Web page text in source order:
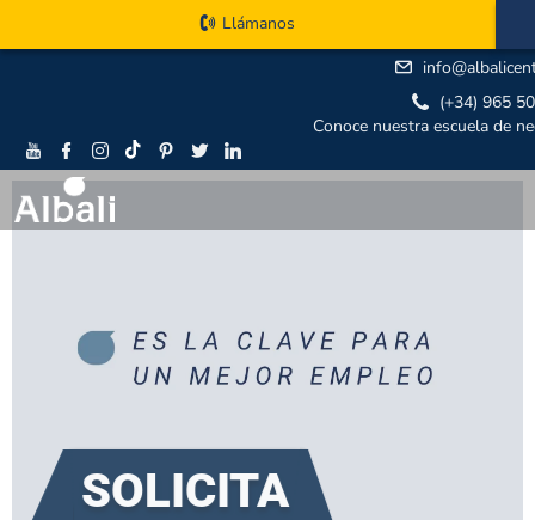
(+34) 965
Conoce nuestra escuela de
Llámanos
SOLICITA